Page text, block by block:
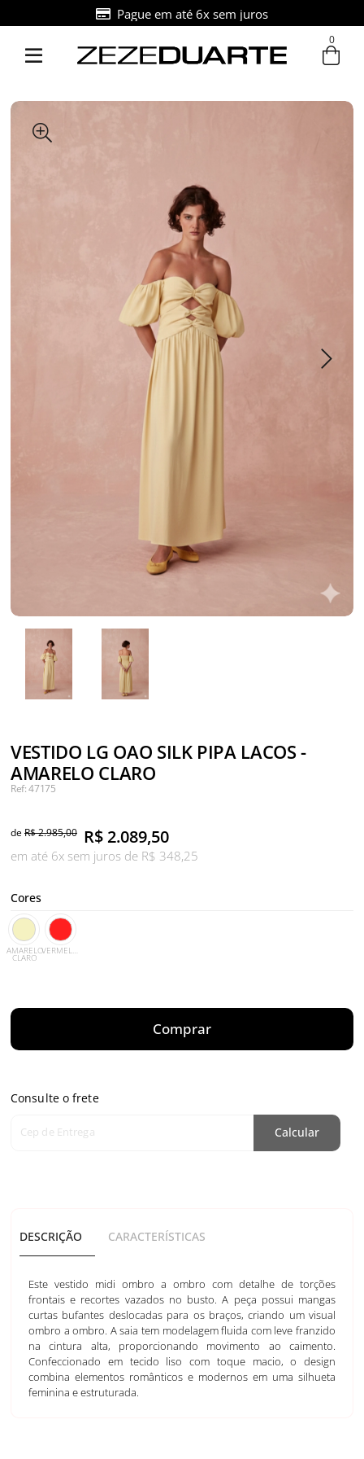
Entre com email ou cpf/cnpj
Pague em até 6x sem juros
0
VESTIDO LG OAO SILK PIPA LACOS -
AMARELO CLARO
Ref: 47175
deR$ 2.985,00 R$2.089,50
em até 6x sem juros de R$ 348,25
Cores
AMARELO
CLARO
VERMELHO
Comprar
Consulte o frete
Cep de Entrega Calcular
DESCRIÇÃO CARACTERÍSTICAS
Este vestido midi ombro a ombro com detalhe de torções
frontais e recortes vazados no busto. A peça possui mangas
curtas bufantes deslocadas para os braços, criando um visual
ombro a ombro. A saia tem modelagem fluida com leve franzido
na cintura alta, proporcionando movimento ao caimento.
Confeccionado em tecido liso com toque macio, o design
combina elementos românticos e modernos em uma silhueta
feminina e estruturada.